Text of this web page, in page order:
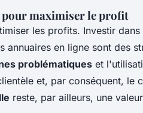
maximiser le profit
les profits. Investir dans
annuaires en ligne sont des
problématiques et
et, par conséquent, le
reste, par ailleurs, une